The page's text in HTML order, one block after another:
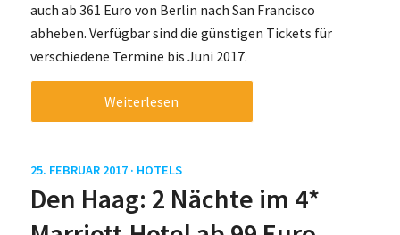
auch ab 361 Euro von Berlin nach San Francisco
abheben. Verfügbar sind die günstigen Tickets für
verschiedene Termine bis Juni 2017.
Weiterlesen
25. FEBRUAR 2017 · HOTELS
Den Haag: 2 Nächte im 4*